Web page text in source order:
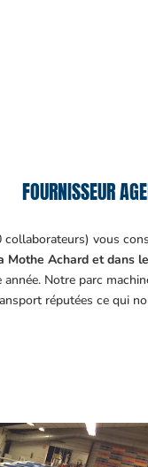
FOURNISSEUR
vous
Mothe Achard et dans
Notre parc
réputées ce qui